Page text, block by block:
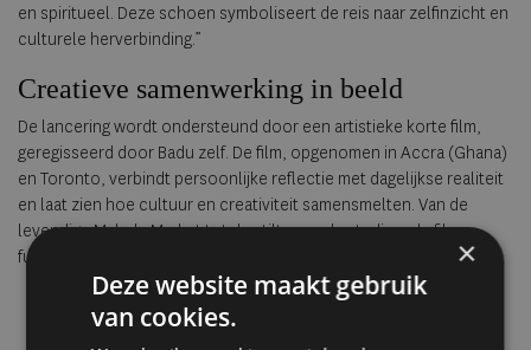
en spiritueel. Deze schoen symboliseert de reis naar zelfinzicht en
culturele herverbinding.”
Creatieve samenwerking in beeld
De lancering wordt ondersteund door een artistieke korte film,
geregisseerd door Badu zelf. De film, opgenomen in Accra (Ghana)
en Toronto, verbindt persoonlijke reflectie met dagelijkse realiteit
en laat zien hoe cultuur en creativiteit samensmelten. Van de
levendige Makola Market tot de stilte van de studio – de film
fungeert als zowel campagne als artistieke expressie.
×
Deze website maakt gebruik
van cookies.